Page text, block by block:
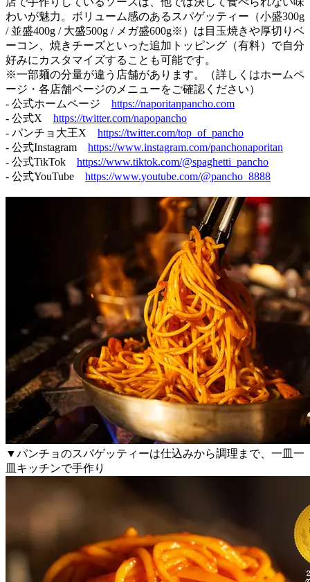
わいが魅力。ボリューム感のあるスパゲッティー（小盛300g
/ 並盛400g / 大盛500g / メガ盛600g※）は目玉焼きや厚切りベ
ーコン、焼きチーズといった追加トッピング（有料）で自分
好みにカスタマイズすることも可能です。
※一部麺の分量が違う店舗があります。（詳しくはホームペ
ージ・各店舗ページのメニューをご確認ください）
- 公式ホームページ https://naporitanpancho.com
- 公式X https://twitter.com/napopancho
- パンチョ大王X https://twitter.com/top_of_pancho
- 公式Instagram https://www.instagram.com/panchonaporitan
- 公式TikTok https://www.tiktok.com/@spaghetti_pancho
- 公式YouTube https://www.youtube.com/@pancho_8888
▼パンチョのスパゲッティーは仕込みから調理まで、一皿一
皿キッチンで手作り